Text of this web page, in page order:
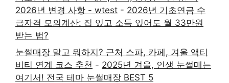
2026년 변경 사항 - wtest - 2026년 기초연금 수
급자격 모의계산: 집 있고 소득 있어도 월 33만원
받는 법?
눈썰매장 말고 뭐하지? 근처 스파, 카페, 겨울 액티
비티 연계 코스 추천 - 2025년 겨울, 인생 눈썰매는
여기서! 전국 테마 눈썰매장 BEST 5